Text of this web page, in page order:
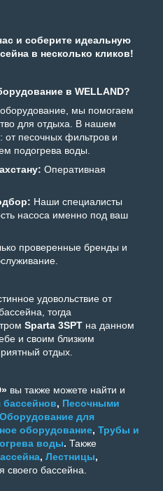
и соберите идеальную
в несколько кликов!
в WELLAND?
мы помогаем
для отдыха. В нашем
от песочных фильтров и
подогрева воды.
Оперативная
Наши специалисты
насоса именно под ваш
проверенные бренды и
удовольствие от
тогда
Sparta 3SPT на данном
и своим близким
отдых.
вы также можете найти и
, Песочными
Оборудование для
оборудование, Трубы и
воды. Также
, Лестницы,
своего бассейна.